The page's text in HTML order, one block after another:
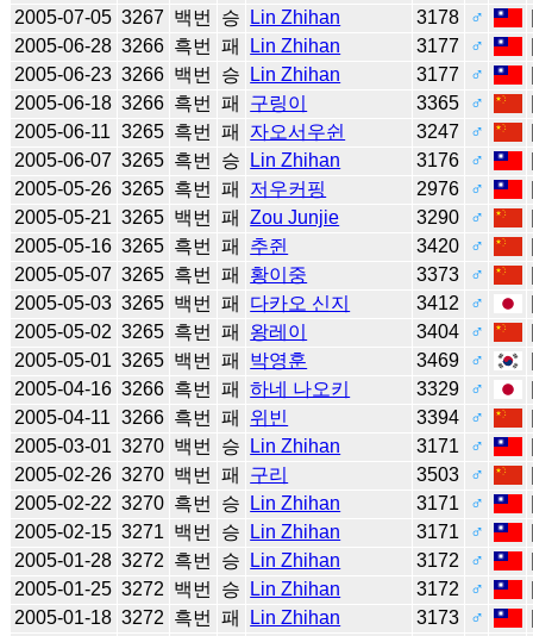
2005-07-05 3267 백번 승 Lin Zhihan 3178 ♂
2005-06-28 3266 흑번 패 Lin Zhihan 3177 ♂
2005-06-23 3266 백번 승 Lin Zhihan 3177 ♂
2005-06-18 3266 흑번 패 구링이 3365 ♂
2005-06-11 3265 흑번 패 자오서우쉰 3247 ♂
2005-06-07 3265 흑번 승 Lin Zhihan 3176 ♂
2005-05-26 3265 흑번 패 저우커핑 2976 ♂
2005-05-21 3265 백번 패 Zou Junjie 3290 ♂
2005-05-16 3265 흑번 패 추쥔 3420 ♂
2005-05-07 3265 흑번 패 황이중 3373 ♂
2005-05-03 3265 백번 패 다카오 신지 3412 ♂
2005-05-02 3265 흑번 패 왕레이 3404 ♂
2005-05-01 3265 백번 패 박영훈 3469 ♂
2005-04-16 3266 흑번 패 하네 나오키 3329 ♂
2005-04-11 3266 흑번 패 위빈 3394 ♂
2005-03-01 3270 백번 승 Lin Zhihan 3171 ♂
2005-02-26 3270 백번 패 구리 3503 ♂
2005-02-22 3270 흑번 승 Lin Zhihan 3171 ♂
2005-02-15 3271 백번 승 Lin Zhihan 3171 ♂
2005-01-28 3272 흑번 승 Lin Zhihan 3172 ♂
2005-01-25 3272 백번 승 Lin Zhihan 3172 ♂
2005-01-18 3272 흑번 패 Lin Zhihan 3173 ♂